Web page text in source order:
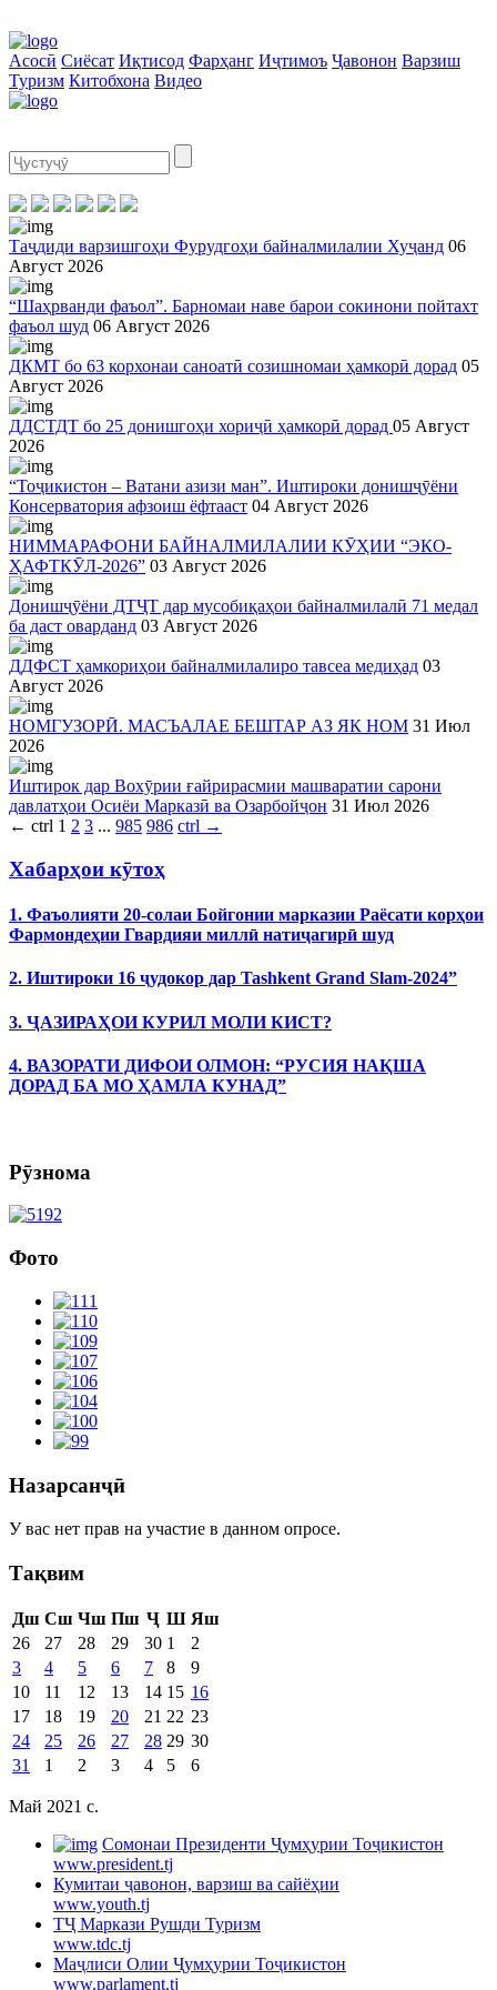
Асосӣ Сиёсат Иқтисод Фарҳанг Иҷтимоъ Ҷавонон Варзиш
Туризм Китобхона Видео
Таҷдиди варзишгоҳи Фурудгоҳи байналмилалии Хуҷанд 06
Август 2026
“Шаҳрванди фаъол”. Барномаи наве барои сокинони пойтахт
фаъол шуд 06 Август 2026
ДКМТ бо 63 корхонаи саноатӣ созишномаи ҳамкорӣ дорад 05
Август 2026
ДДСТДТ бо 25 донишгоҳи хориҷӣ ҳамкорӣ дорад 05 Август
2026
“Тоҷикистон – Ватани азизи ман”. Иштироки донишҷӯёни
Консерватория афзоиш ёфтааст 04 Август 2026
НИММАРАФОНИ БАЙНАЛМИЛАЛИИ КӮҲИИ “ЭКО-
ҲАФТКӮЛ-2026” 03 Август 2026
Донишҷӯёни ДТҶТ дар мусобиқаҳои байналмилалӣ 71 медал
ба даст оварданд 03 Август 2026
ДДФСТ ҳамкориҳои байналмилалиро тавсеа медиҳад 03
Август 2026
НОМГУЗОРӢ. МАСЪАЛАЕ БЕШТАР АЗ ЯК НОМ 31 Июл
2026
Иштирок дар Вохӯрии ғайрирасмии машваратии сарони
давлатҳои Осиёи Марказӣ ва Озарбойҷон 31 Июл 2026
← ctrl 1 2 3 ... 985 986 ctrl →
Хабарҳои кӯтоҳ
1. Фаъолияти 20-солаи Бойгонии марказии Раёсати корҳои
Фармондеҳии Гвардияи миллӣ натиҷагирӣ шуд
2. Иштироки 16 ҷудокор дар Tashkent Grand Slam-2024”
3. ҶАЗИРАҲОИ КУРИЛ МОЛИ КИСТ?
4. ВАЗОРАТИ ДИФОИ ОЛМОН: “РУСИЯ НАҚША
ДОРАД БА МО ҲАМЛА КУНАД”
Рӯзнома
Фото
Назарсанҷӣ
У вас нет прав на участие в данном опросе.
Тақвим
Дш Сш Чш Пш Ҷ Ш Яш
26
27 28 29 30 1
2
3
4 5 6 7 8
9
10
11 12 13 14 15 16
17
18 19 20 21 22 23
24
25 26 27 28 29 30
31
1 2 3 4 5 6
Май 2021 c.
Cомонаи Президенти Ҷумҳурии Тоҷикистон
www.president.tj
Кумитаи ҷавонон, варзиш ва сайёҳии
www.youth.tj
ТҶ Маркази Рушди Туризм
www.tdc.tj
Маҷлиси Олии Ҷумҳурии Тоҷикистон
www.parlament.tj